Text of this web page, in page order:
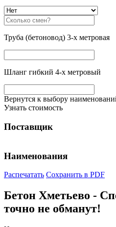
Труба (бетоновод) 3-х метровая
Шланг гибкий 4-х метровый
Вернутся к выбору
Узнать стоимость
Поставщик
Наименования
Распечатать Сохранить в PDF
Бетон Хметьево -
точно не обманут!